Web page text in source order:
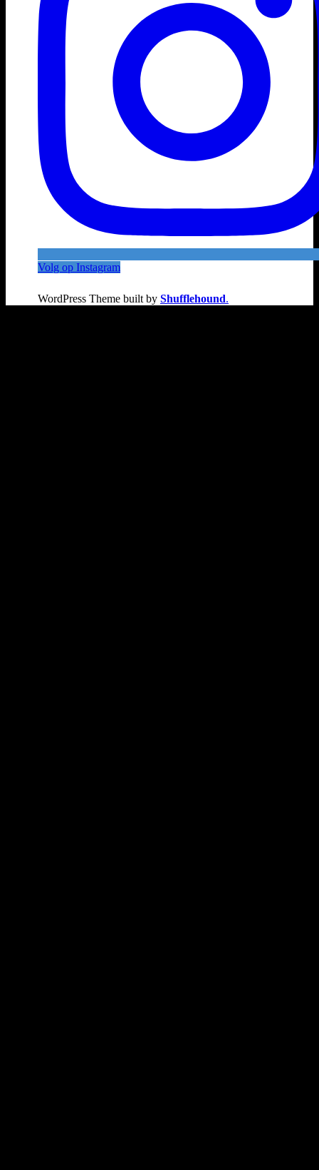
Volg op Instagram
WordPress Theme built by Shufflehound.